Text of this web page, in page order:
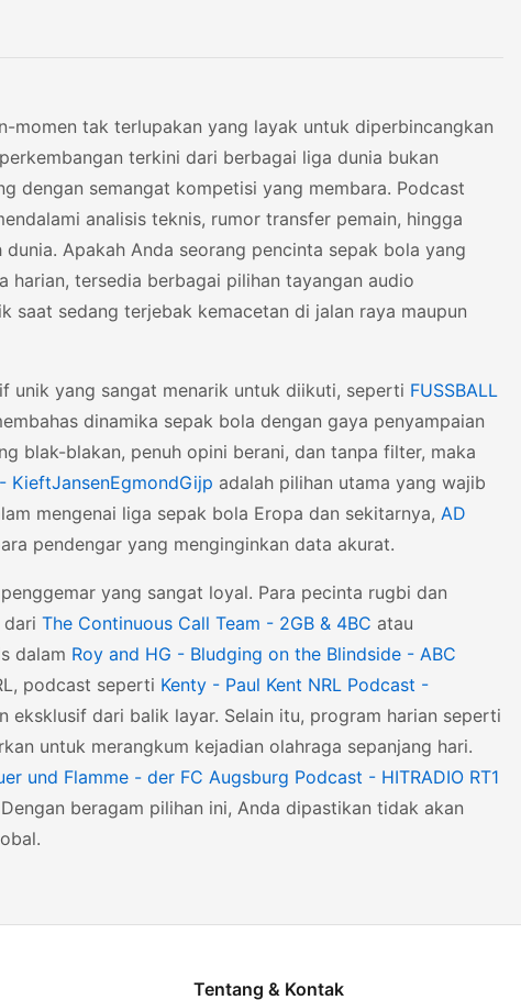
momen tak terlupakan yang layak untuk diperbincangkan
terkini dari berbagai liga dunia bukan
dengan semangat kompetisi yang membara. Podcast
analisis teknis, rumor transfer pemain, hingga
Apakah Anda seorang pencinta sepak bola yang
tersedia berbagai pilihan tayangan audio
saat sedang terjebak kemacetan di jalan raya maupun
unik yang sangat menarik untuk diikuti, seperti FUSSBALL
dinamika sepak bola dengan gaya penyampaian
blak-blakan, penuh opini berani, dan tanpa filter, maka
KieftJansenEgmondGijp adalah pilihan utama yang wajib
mengenai liga sepak bola Eropa dan sekitarnya, AD
pendengar yang menginginkan data akurat.
yang sangat loyal. Para pecinta rugbi dan
The Continuous Call Team - 2GB & 4BC atau
dalam Roy and HG - Bludging on the Blindside - ABC
podcast seperti Kenty - Paul Kent NRL Podcast -
eksklusif dari balik layar. Selain itu, program harian seperti
untuk merangkum kejadian olahraga sepanjang hari.
und Flamme - der FC Augsburg Podcast - HITRADIO RT1
beragam pilihan ini, Anda dipastikan tidak akan
Tentang & Kontak